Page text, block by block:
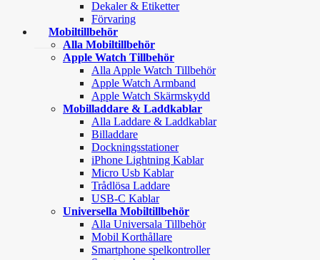
Dekaler & Etiketter
Förvaring
Mobiltillbehör
Alla Mobiltillbehör
Apple Watch Tillbehör
Alla Apple Watch Tillbehör
Apple Watch Armband
Apple Watch Skärmskydd
Mobilladdare & Laddkablar
Alla Laddare & Laddkablar
Billaddare
Dockningsstationer
iPhone Lightning Kablar
Micro Usb Kablar
Trådlösa Laddare
USB-C Kablar
Universella Mobiltillbehör
Alla Universala Tillbehör
Mobil Korthållare
Smartphone spelkontroller